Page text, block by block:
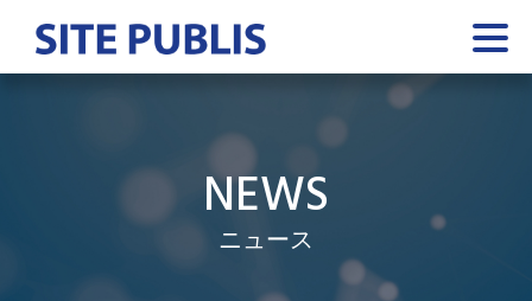
NEWS
ニュース